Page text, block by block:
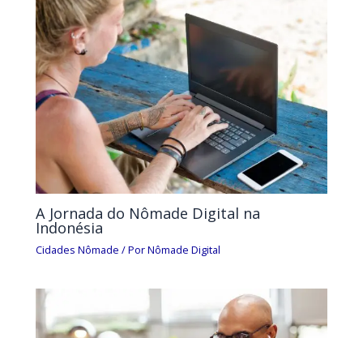
A Jornada do Nômade Digital na
Indonésia
Cidades Nômade / PorNômade Digital